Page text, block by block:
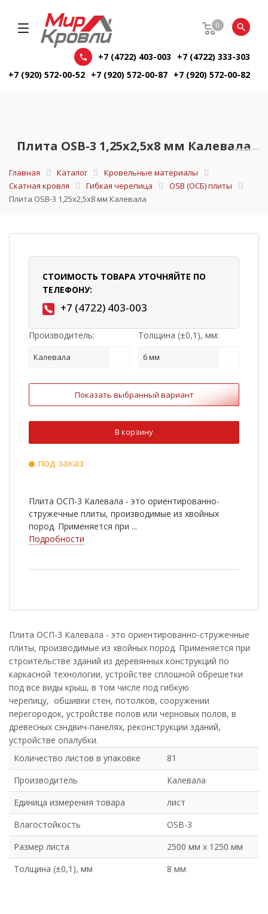
0
+7 (4722) 403-003
+7 (4722) 333-303
+7 (920) 572-00-52 +7 (920) 572-00-87 +7 (920) 572-00-82
Плита OSB-3 1,25х2,5х8 мм Калевала
Главная Каталог
Кровельные материалы
Скатная кровля
Гибкая черепица
OSB (ОСБ) плиты
Плита OSB-3 1,25х2,5х8 мм Калевала
СТОИМОСТЬ ТОВАРА УТОЧНЯЙТЕ ПО
ТЕЛЕФОНУ:
+7 (4722) 403-003
Производитель:
Калевала
Толщина (±0,1), мм:
6 мм
Показать выбранный вариант
В корзину
под заказ
Плита ОСП-3 Калевала - это ориентированно-
стружечные плиты, производимые из хвойных
пород. Применяется при ...
Подробности
Плита ОСП-3 Калевала - это ориентированно-стружечные
плиты, производимые из хвойных пород. Применяется при
строительстве зданий из деревянных конструкций по
каркасной технологии, устройстве сплошной обрешетки
под все виды крыш, в том числе под гибкую
черепицу, обшивки стен, потолков, сооружении
перегородок, устройстве полов или черновых полов, в
древесных сэндвич-панелях, реконструкции зданий,
устройстве опалубки.
Количество листов в упаковке
81
Производитель
Калевала
Единица измерения товара
лист
Влагостойкость
OSB-3
Размер листа
2500 мм х 1250 мм
Толщина (±0,1), мм
8 мм